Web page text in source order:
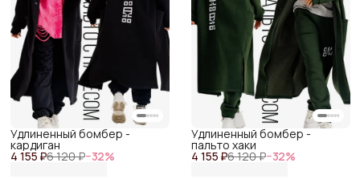
4 155 ₽6 120 ₽−32%
Удлиненный бомбер -
кардиган
4 155 ₽6 120 ₽−32%
Удлиненный бомбер -
пальто хаки